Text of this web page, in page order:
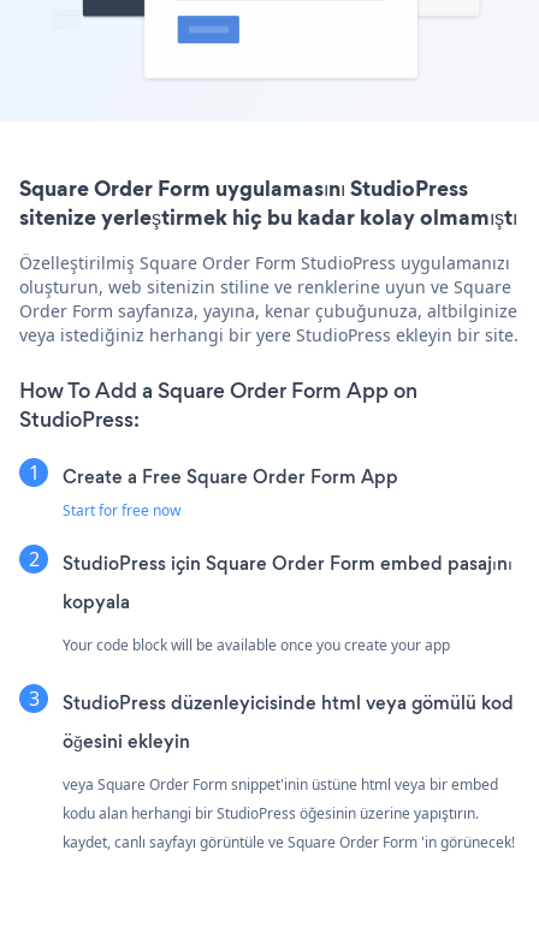
Square Order Form uygulamasını StudioPress
sitenize yerleştirmek hiç bu kadar kolay olmamıştı
Özelleştirilmiş Square Order Form StudioPress uygulamanızı
oluşturun, web sitenizin stiline ve renklerine uyun ve Square
Order Form sayfanıza, yayına, kenar çubuğunuza, altbilginize
veya istediğiniz herhangi bir yere StudioPress ekleyin bir site.
How To Add a Square Order Form App on
StudioPress:
Create a Free Square Order Form App
Start for free now
StudioPress için Square Order Form embed pasajını
kopyala
Your code block will be available once you create your app
StudioPress düzenleyicisinde html veya gömülü kod
öğesini ekleyin
veya Square Order Form snippet'inin üstüne html veya bir embed
kodu alan herhangi bir StudioPress öğesinin üzerine yapıştırın.
kaydet, canlı sayfayı görüntüle ve Square Order Form 'in görünecek!